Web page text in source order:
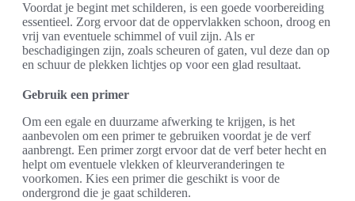
Voordat je begint met schilderen, is een goede voorbereiding
essentieel. Zorg ervoor dat de oppervlakken schoon, droog en
vrij van eventuele schimmel of vuil zijn. Als er
beschadigingen zijn, zoals scheuren of gaten, vul deze dan op
en schuur de plekken lichtjes op voor een glad resultaat.
Gebruik een primer
Om een egale en duurzame afwerking te krijgen, is het
aanbevolen om een primer te gebruiken voordat je de verf
aanbrengt. Een primer zorgt ervoor dat de verf beter hecht en
helpt om eventuele vlekken of kleurveranderingen te
voorkomen. Kies een primer die geschikt is voor de
ondergrond die je gaat schilderen.